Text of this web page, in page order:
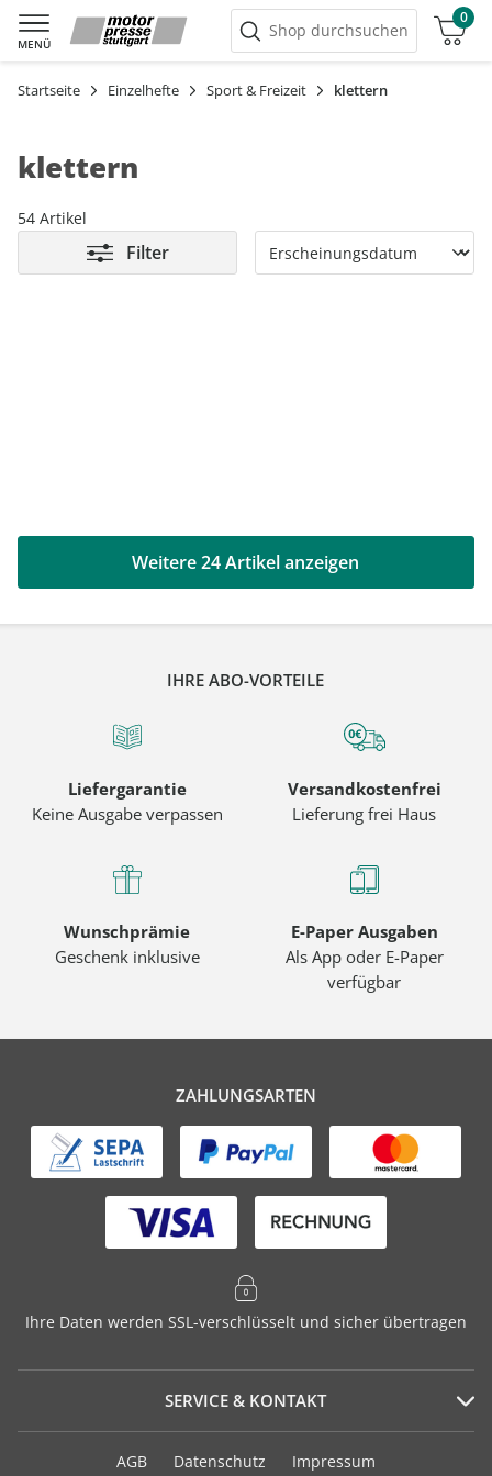
MENÜ
Shop durchsuchen
0
Warenkorb
Startseite Einzelhefte Sport & Freizeit klettern
klettern
54 Artikel
Filter
Weitere 24 Artikel anzeigen
IHRE ABO-VORTEILE
Liefergarantie
Keine Ausgabe verpassen
Versandkostenfrei
Lieferung frei Haus
Wunschprämie
Geschenk inklusive
E-Paper Ausgaben
Als App oder E-Paper
verfügbar
ZAHLUNGSARTEN
Ihre Daten werden SSL-verschlüsselt und sicher übertragen
SERVICE & KONTAKT
Serviceportal
AGB Datenschutz Impressum